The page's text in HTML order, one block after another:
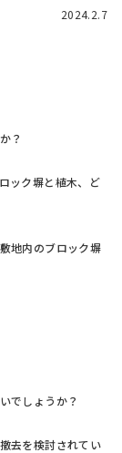
2024.2.7
？
ック塀と植木、ど
地内のブロック塀
でしょうか？
去を検討されてい